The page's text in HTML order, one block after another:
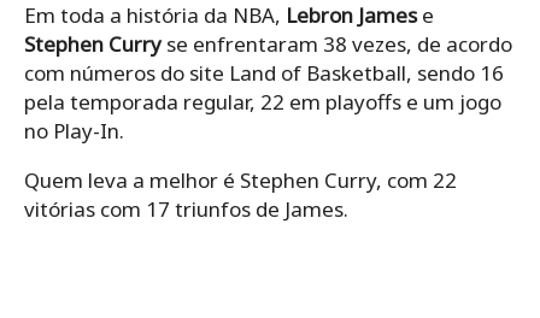
Em toda a história da NBA, Lebron Jamese
Stephen Curryse enfrentaram 38 vezes, de acordo
com números do site Land of Basketball, sendo 16
pela temporada regular, 22 em playoffs e um jogo
no Play-In.
Quem leva a melhor é Stephen Curry, com 22
vitórias com 17 triunfos de James.